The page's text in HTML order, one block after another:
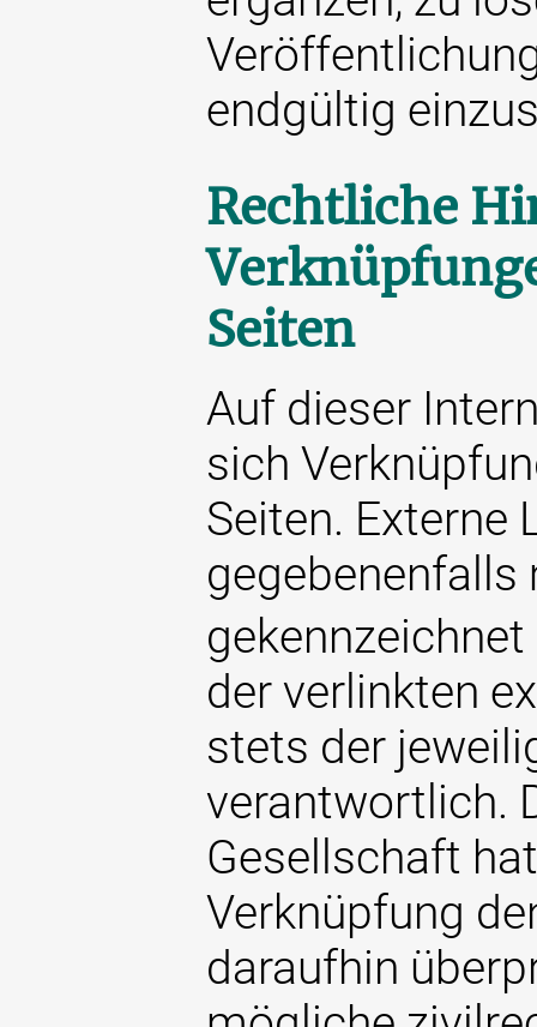
endgültig
Rechtliche
Seiten
Auf dieser
sich
Seiten. Externe
der verlinkten
stets der
verantwortlich.
Gesellschaft
Verknüpfung
daraufhin